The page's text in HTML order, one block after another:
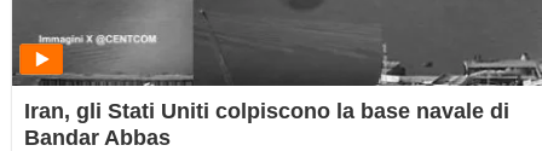
Iran, gli Stati Uniti colpiscono la base navale di
Bandar Abbas